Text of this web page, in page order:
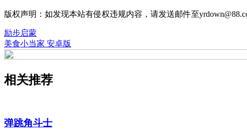
版权声明：如发现本站有侵权违规内容，请发送邮件至
励步启蒙
美食小当家 安卓版
相关推荐
弹跳角斗士